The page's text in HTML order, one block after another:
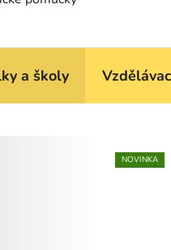
a školy
NOVINKA